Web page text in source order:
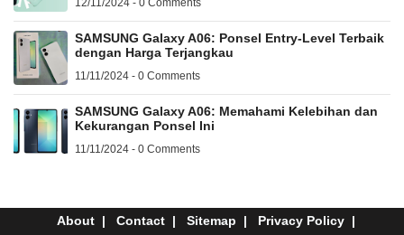
12/11/2024 - 0 Comments
SAMSUNG Galaxy A06: Ponsel Entry-Level Terbaik
dengan Harga Terjangkau
11/11/2024 - 0 Comments
SAMSUNG Galaxy A06: Memahami Kelebihan dan
Kekurangan Ponsel Ini
11/11/2024 - 0 Comments
About Contact Sitemap Privacy Policy